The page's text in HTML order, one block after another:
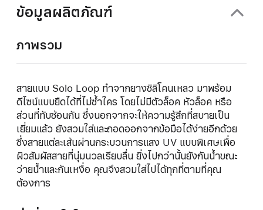
ข้อมูลผลิตภัณฑ์
ภาพรวม
สายแบบ Solo Loop ทำจากยางซิลิโคนเหลว มาพร้อม
ดีไซน์แบบยืดได้ที่ไม่ซ้ำใคร โดยไม่มีตัวล็อค หัวล็อค หรือ
ส่วนที่ทับซ้อนกัน ซึ่งนอกจากจะให้ความรู้สึกที่สบายเป็น
เยี่ยมแล้ว ยังสวมใส่และถอดออกจากข้อมือได้ง่ายอีกด้วย
ซึ่งสายแต่ละเส้นผ่านกระบวนการแสง UV แบบพิเศษเพื่อ
ผิวสัมผัสสายที่นุ่มนวลเรียบลื่น ยิ่งไปกว่านั้นยังกันน้ำขณะ
ว่ายน้ำและกันเหงื่อ คุณจึงสวมใส่ไปได้ทุกที่ตามที่คุณ
ต้องการ